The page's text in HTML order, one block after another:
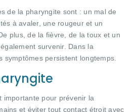
de la pharyngite sont : un mal de
à avaler, une rougeur et un
plus, de la fièvre, de la toux et un
survenir. Dans la
symptômes persistent longtemps.
importante pour prévenir la
et éviter tout contact étroit avec